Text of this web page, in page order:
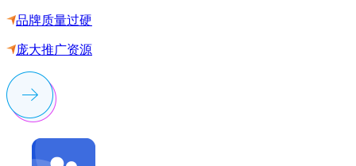
品牌质量过硬
庞大推广资源